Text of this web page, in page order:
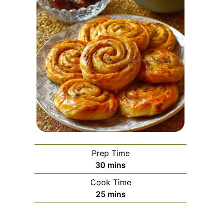
Prep Time
30 minutes
mins
Cook Time
25minutes
mins